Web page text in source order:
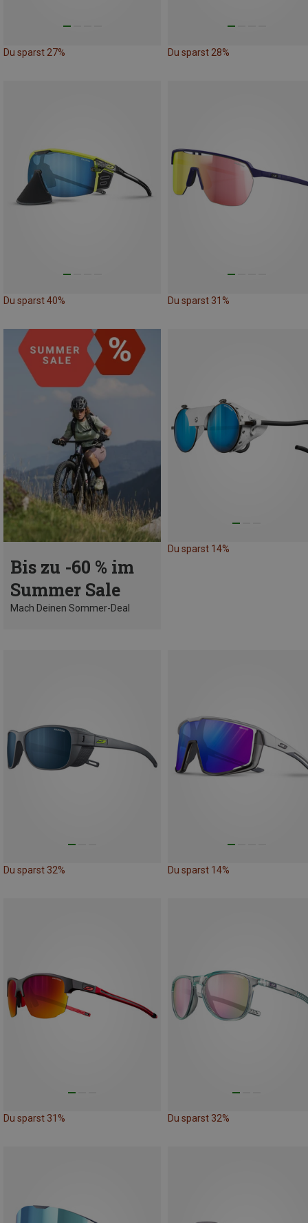
Du sparst 27% Du sparst 28%
Du sparst 40% Du sparst 31%
Bis zu -60 % im
Summer Sale
Mach Deinen Sommer-Deal
Du sparst 14%
Du sparst 32% Du sparst 14%
Du sparst 31% Du sparst 32%